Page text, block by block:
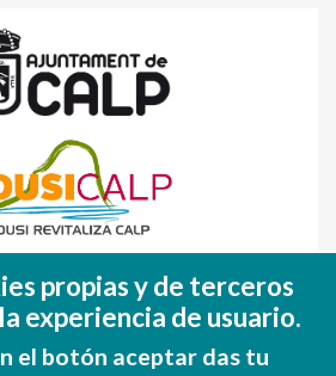
de hacer EUROPA
propias y de terceros
experiencia de usuario.
el botón aceptar das tu